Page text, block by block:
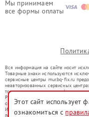
Мы принимаем
все формы оплаты
Вся информация на сайте носит
Товарные знаки используются
сервисные центры mur.bq-fix.ru
неавторизованных сервисных
товарных знаков или их
Ремонт осуществляется для
со статьей 1487 ГК РФ.
Использование товарных знаков не
потребителей в заблуждение, а
Этот сайт использует
ознакомиться с